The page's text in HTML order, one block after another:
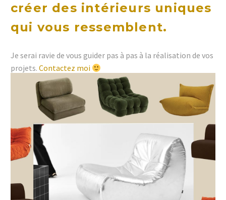
créer des intérieurs uniques
qui vous ressemblent.
Je serai ravie de vous guider pas à pas à la réalisation de vos
projets. Contactez moi